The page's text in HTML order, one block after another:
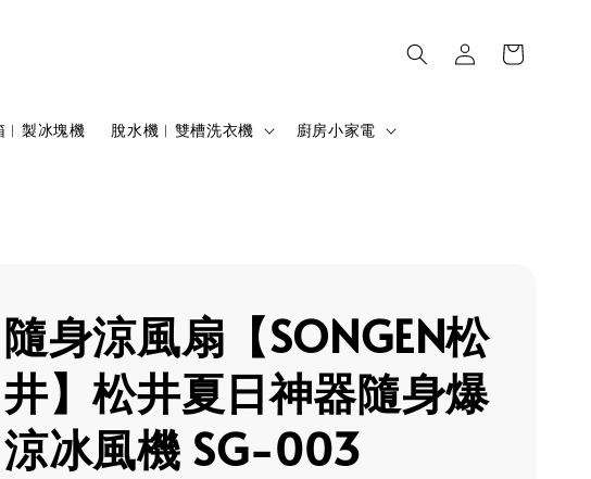
︱製冰塊機 脫水機︱雙槽洗衣機 廚房小家電
隨身涼風扇【SONGEN松
井】松井夏日神器隨身爆
涼冰風機 SG-003